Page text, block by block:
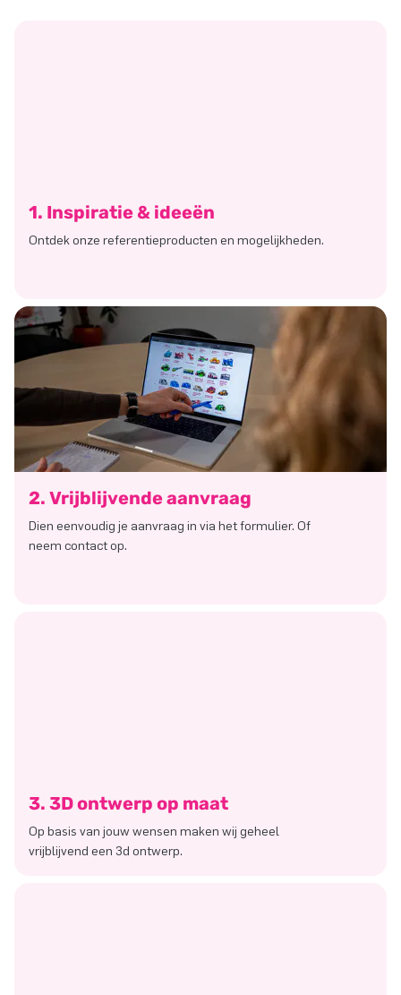
1. Inspiratie & ideeën
Ontdek onze referentieproducten en mogelijkheden.
2. Vrijblijvende aanvraag
Dien eenvoudig je aanvraag in via het formulier. Of
neem contact op.
3. 3D ontwerp op maat
Op basis van jouw wensen maken wij geheel
vrijblijvend een 3d ontwerp.